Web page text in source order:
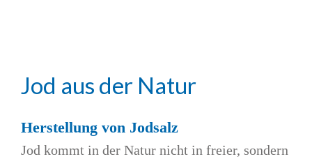
Jod aus der Natur
Herstellung von Jodsalz
Jod kommt in der Natur nicht in freier, sondern